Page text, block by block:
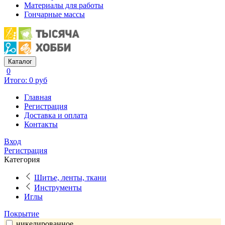
Материалы для работы
Гончарные массы
Каталог
0
Итого: 0 руб
Главная
Регистрация
Доставка и оплата
Контакты
Вход
Регистрация
Категория
Шитье, ленты, ткани
Инструменты
Иглы
Покрытие